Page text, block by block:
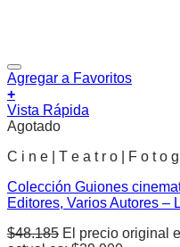
Agregar a Favoritos
+
Vista Rápida
Agotado
C i n e | T e a t r o | F o t o g
Colección Guiones
Editores, Varios Autores –
$48.185 El precio original